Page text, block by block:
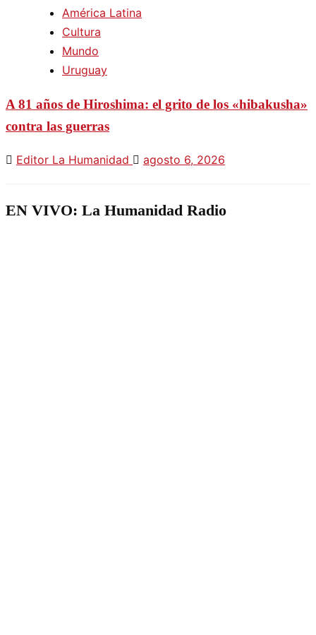
América Latina
Cultura
Mundo
Uruguay
A 81 años de Hiroshima: el grito de los «hibakusha»
contra las guerras
Editor La Humanidad agosto 6, 2026
EN VIVO: La Humanidad Radio